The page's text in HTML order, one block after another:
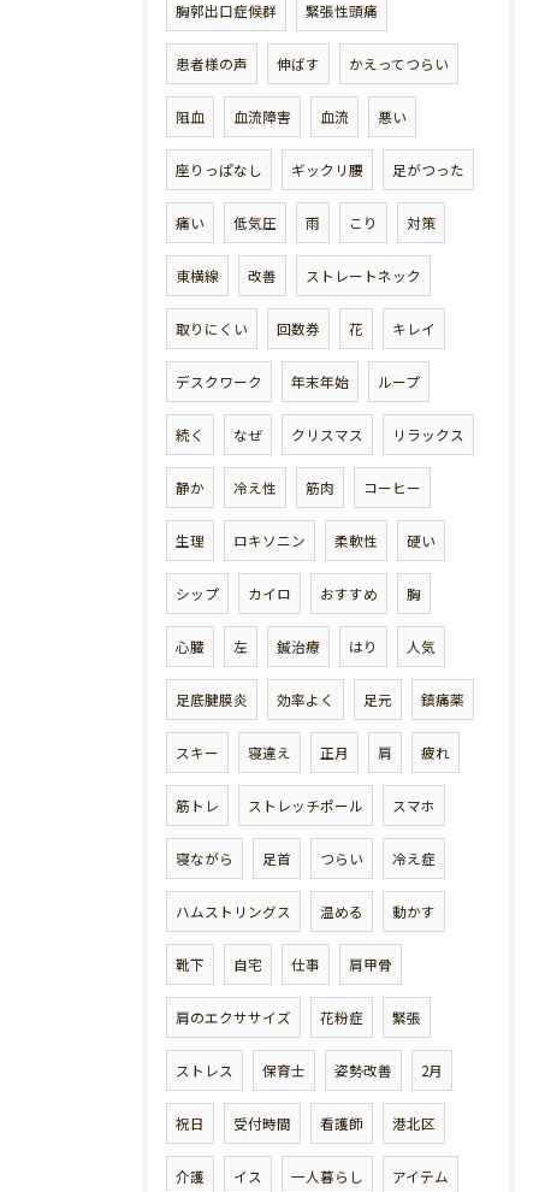
胸郭出口症候群 緊張性頭痛
患者様の声 伸ばす かえってつらい
阻血 血流障害 血流 悪い
座りっぱなし ギックリ腰 足がつった
痛い 低気圧 雨 こり 対策
東横線 改善 ストレートネック
取りにくい 回数券 花 キレイ
デスクワーク 年末年始 ループ
続く なぜ クリスマス リラックス
静か 冷え性 筋肉 コーヒー
生理 ロキソニン 柔軟性 硬い
シップ カイロ おすすめ 胸
心臓 左 鍼治療 はり 人気
足底腱膜炎 効率よく 足元 鎮痛薬
スキー 寝違え 正月 肩 疲れ
筋トレ ストレッチポール スマホ
寝ながら 足首 つらい 冷え症
ハムストリングス 温める 動かす
靴下 自宅 仕事 肩甲骨
肩のエクササイズ 花粉症 緊張
ストレス 保育士 姿勢改善 2月
祝日 受付時間 看護師 港北区
介護 イス 一人暮らし アイテム